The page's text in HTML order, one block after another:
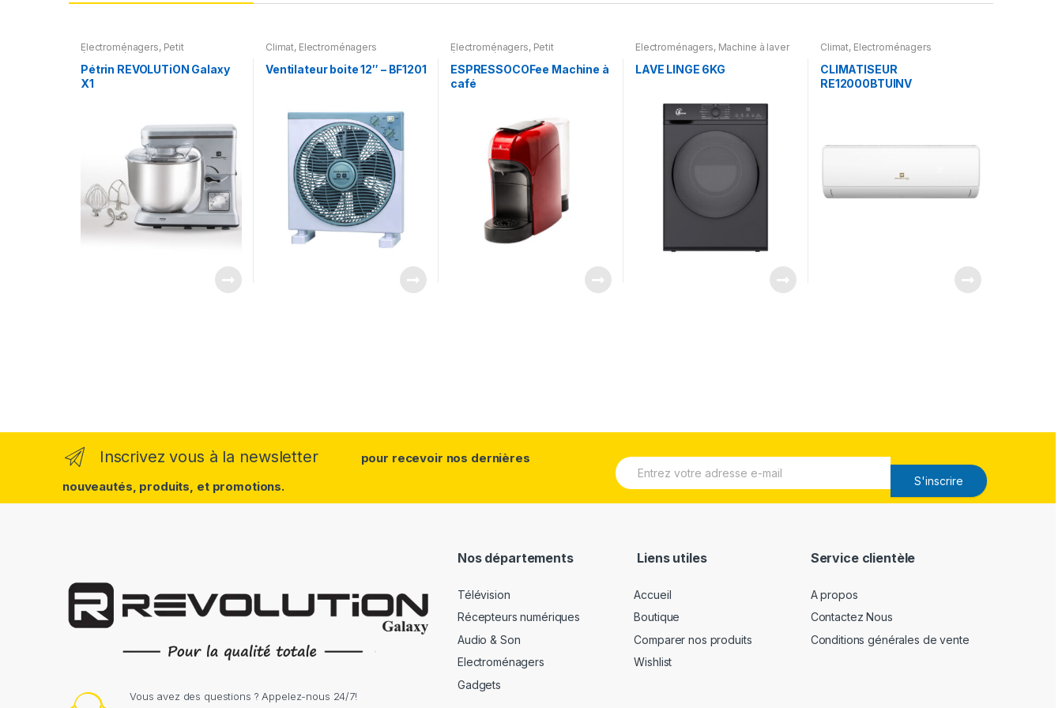
Electroménagers, Petit
électroménager
Pétrin REVOLUTiON Galaxy
X1
Climat, Electroménagers
Ventilateur boite 12″ – BF1201
Electroménagers, Petit
électroménager
ESPRESSOCOFee Machine à
café
Electroménagers, Machine à laver
LAVE LINGE 6KG
Climat, Electroménagers
CLIMATISEUR
RE12000BTUINV
Inscrivez vous à la newsletter
pour recevoir nos dernières
nouveautés, produits, et promotions.
S'inscrire
Vous avez des questions ? Appelez-nous 24/7!
Nos départements
Télévision
Récepteurs numériques
Audio & Son
Electroménagers
Gadgets
Liens utiles
Accueil
Boutique
Comparer nos produits
Wishlist
Service clientèle
A propos
Contactez Nous
Conditions générales de vente